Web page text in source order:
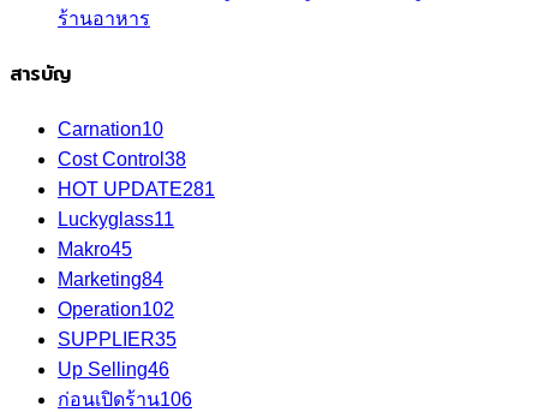
ร้านอาหาร
สารบัญ
Carnation10
Cost Control 38
HOT UPDATE281
Luckyglass11
Makro45
Marketing84
Operation102
SUPPLIER35
Up Selling46
ก่อนเปิดร้าน106